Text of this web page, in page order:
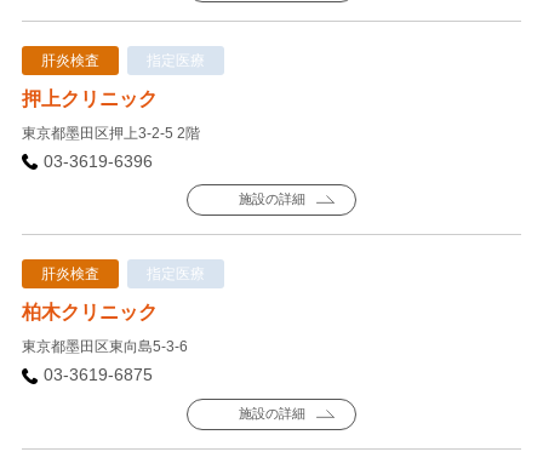
肝炎検査 指定医療
押上クリニック
東京都墨田区押上3-2-5 2階
03-3619-6396
施設の詳細
肝炎検査 指定医療
柏木クリニック
東京都墨田区東向島5-3-6
03-3619-6875
施設の詳細